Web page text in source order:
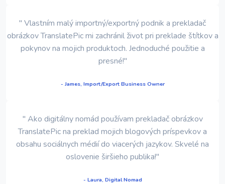
" Vlastním malý importný/exportný podnik a prekladač
obrázkov TranslatePic mi zachránil život pri preklade štítkov a
pokynov na mojich produktoch. Jednoduché použitie a
presné!"
- James, Import/Export Business Owner
" Ako digitálny nomád používam prekladač obrázkov
TranslatePic na preklad mojich blogových príspevkov a
obsahu sociálnych médií do viacerých jazykov. Skvelé na
oslovenie širšieho publika!"
- Laura, Digital Nomad